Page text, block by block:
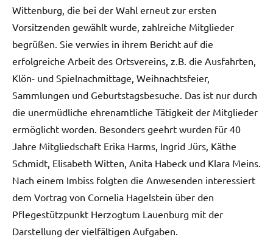
Wittenburg, die bei der Wahl erneut zur ersten
Vorsitzenden gewählt wurde, zahlreiche Mitglieder
begrüßen. Sie verwies in ihrem Bericht auf die
erfolgreiche Arbeit des Ortsvereins, z.B. die Ausfahrten,
Klön- und Spielnachmittage, Weihnachtsfeier,
Sammlungen und Geburtstagsbesuche. Das ist nur durch
die unermüdliche ehrenamtliche Tätigkeit der Mitglieder
ermöglicht worden. Besonders geehrt wurden für 40
Jahre Mitgliedschaft Erika Harms, Ingrid Jürs, Käthe
Schmidt, Elisabeth Witten, Anita Habeck und Klara Meins.
Nach einem Imbiss folgten die Anwesenden interessiert
dem Vortrag von Cornelia Hagelstein über den
Pflegestützpunkt Herzogtum Lauenburg mit der
Darstellung der vielfältigen Aufgaben.